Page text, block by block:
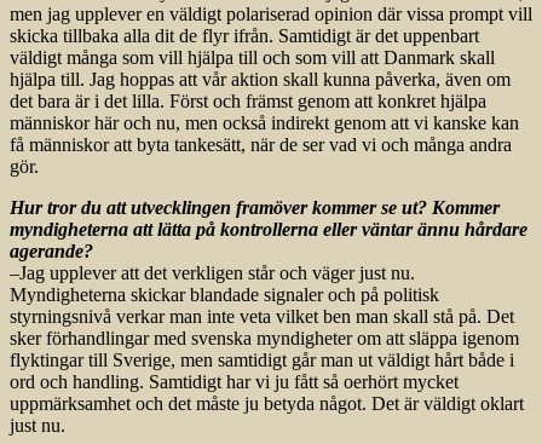
men jag upplever en väldigt polariserad opinion där vissa prompt vill
skicka tillbaka alla dit de flyr ifrån. Samtidigt är det uppenbart
väldigt många som vill hjälpa till och som vill att Danmark skall
hjälpa till. Jag hoppas att vår aktion skall kunna påverka, även om
det bara är i det lilla. Först och främst genom att konkret hjälpa
människor här och nu, men också indirekt genom att vi kanske kan
få människor att byta tankesätt, när de ser vad vi och många andra
gör.
Hur tror du att utvecklingen framöver kommer se ut? Kommer
myndigheterna att lätta på kontrollerna eller väntar ännu hårdare
agerande?
–Jag upplever att det verkligen står och väger just nu.
Myndigheterna skickar blandade signaler och på politisk
styrningsnivå verkar man inte veta vilket ben man skall stå på. Det
sker förhandlingar med svenska myndigheter om att släppa igenom
flyktingar till Sverige, men samtidigt går man ut väldigt hårt både i
ord och handling. Samtidigt har vi ju fått så oerhört mycket
uppmärksamhet och det måste ju betyda något. Det är väldigt oklart
just nu.